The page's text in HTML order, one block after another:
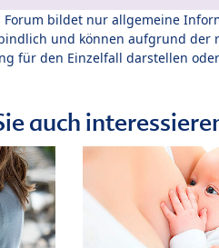
Forum bildet nur allgemeine
und können aufgrund der
für den Einzelfall darstellen
auch